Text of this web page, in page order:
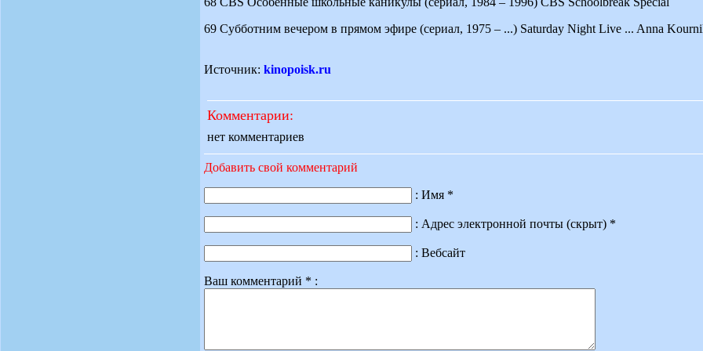
69 Субботним вечером в прямом эфире (сериал, 1975 – ...) Saturday Night Live ... Anna
Источник: kinopoisk.ru
Комментарии:
нет комментариев
Добавить свой комментарий
: Имя *
: Адрес электронной почты (скрыт) *
: Вебсайт
Ваш комментарий * :